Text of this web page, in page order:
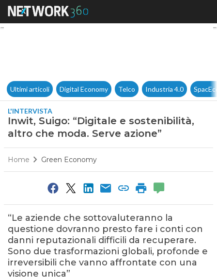
Inwit, Suigo: “Digitale e
Ultimi articoli Digital Economy Telco Industria 4.0
L'INTERVISTA
Inwit, Suigo: “Digitale e sostenibilità,
altro che moda. Serve azione”
Home Green Economy
“Le aziende che sottovaluteranno la
questione dovranno presto fare i conti con
danni reputazionali difficili da recuperare.
Sono due trasformazioni globali, profonde e
irreversibili che vanno affrontate con una
visione unica”